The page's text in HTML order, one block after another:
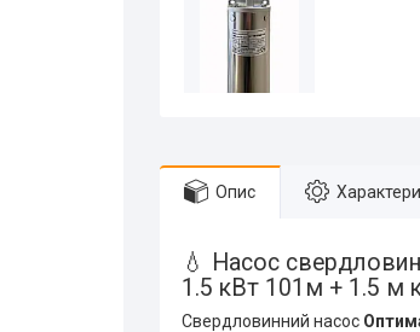
Опис
💧 Насос
1.5 кВт 101м + 1.5 м
Свердловинний насос